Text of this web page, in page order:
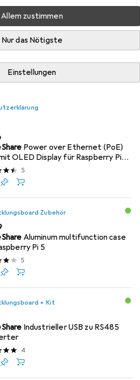
Allem zustimmen
Nur das Nötigste
Einstellungen
Zubehör
Heatsink for Raspberry Pi 5
12
Power over Ethernet (PoE)
OLED Display für Raspberry Pi
5
Zubehör
Aluminum multifunction case
Pi 5
5
+ Kit
Industrieller USB zu RS485
4